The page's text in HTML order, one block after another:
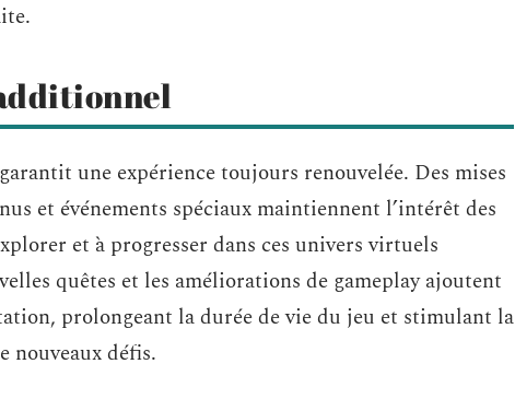
une expérience toujours renouvelée. Des mises
et événements spéciaux maintiennent l’intérêt des
et à progresser dans ces univers virtuels
quêtes et les améliorations de gameplay ajoutent
prolongeant la durée de vie du jeu et stimulant la
nouveaux défis.